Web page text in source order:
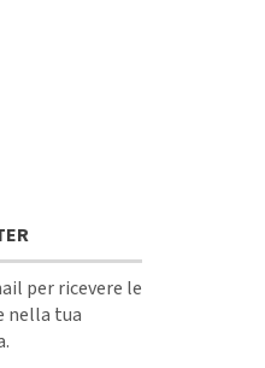
per ricevere le
nella tua